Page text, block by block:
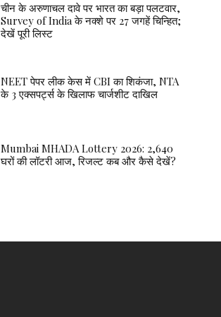
चीन के अरुणाचल दावे पर भारत का बड़ा पलटवार,
Survey of India के नक्शे पर 27 जगहें चिन्हित;
देखें पूरी लिस्ट
NEET पेपर लीक केस में CBI का शिकंजा, NTA
के 3 एक्सपर्ट्स के खिलाफ चार्जशीट दाखिल
Mumbai MHADA Lottery 2026: 2,640
घरों की लॉटरी आज, रिजल्ट कब और कैसे देखें?